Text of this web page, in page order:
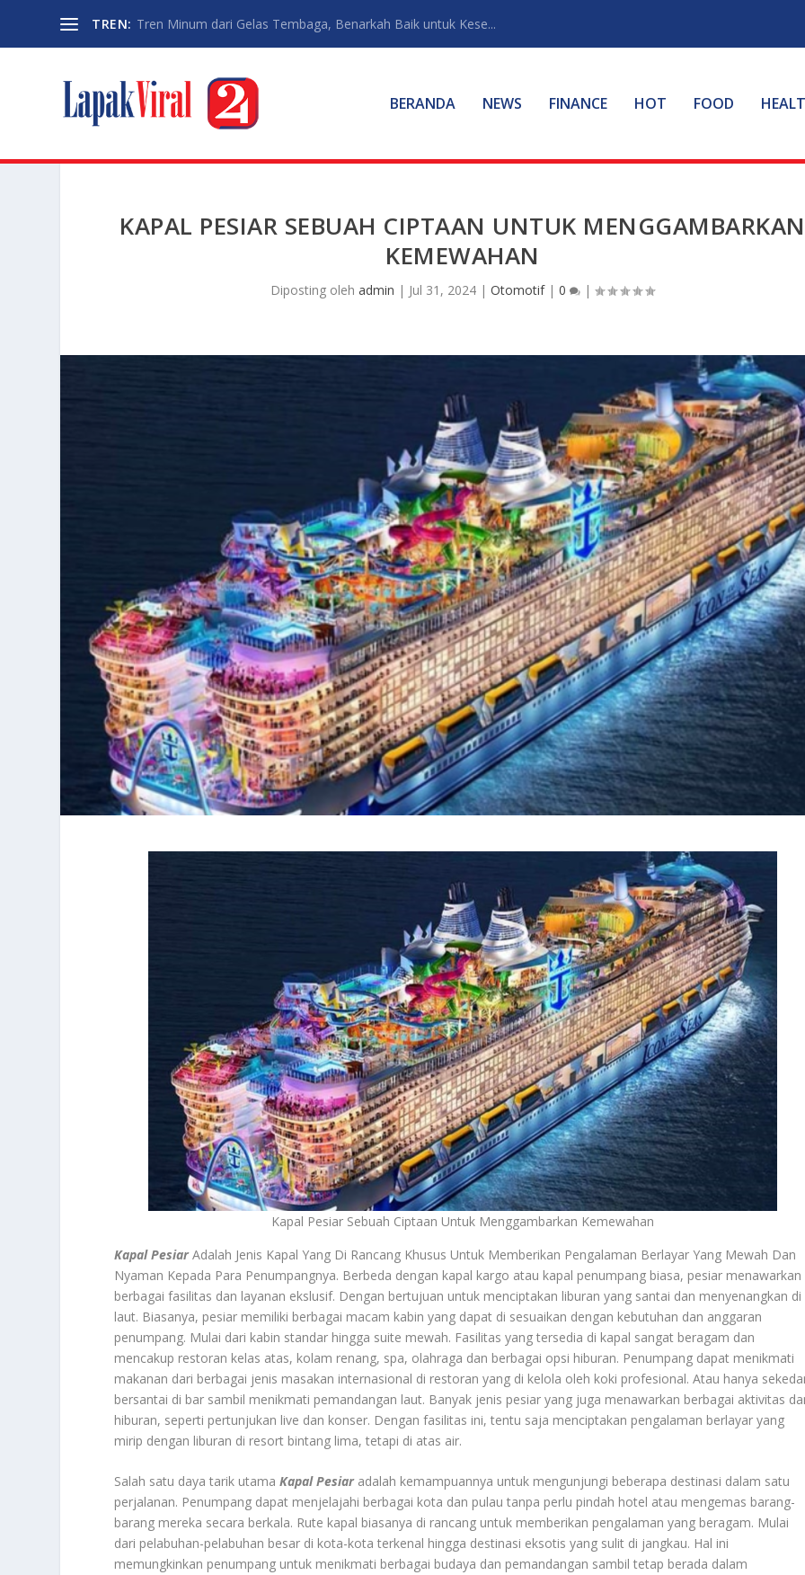
TREN: Tren Minum dari Gelas Tembaga, Benarkah Baik untuk Kese...
BERANDA NEWS FINANCE HOT FOOD
KAPAL PESIAR SEBUAH CIPTAAN UNTUK MENGGAMBARKAN
KEMEWAHAN
Diposting olehadmin | Jul 31, 2024 |Otomotif|0 |
Kapal Pesiar Sebuah Ciptaan Untuk Menggambarkan Kemewahan
Kapal PesiarAdalah Jenis Kapal Yang Di Rancang Khusus Untuk Memberikan Pengalaman Berlayar Yang Mewah Dan
Nyaman Kepada Para Penumpangnya. Berbeda dengan kapal kargo atau kapal penumpang biasa, pesiar menawarkan
berbagai fasilitas dan layanan ekslusif. Dengan bertujuan untuk menciptakan liburan yang santai dan menyenangkan di
laut. Biasanya, pesiar memiliki berbagai macam kabin yang dapat di sesuaikan dengan kebutuhan dan anggaran
penumpang. Mulai dari kabin standar hingga suite mewah. Fasilitas yang tersedia di kapal sangat beragam dan
mencakup restoran kelas atas, kolam renang, spa, olahraga dan berbagai opsi hiburan. Penumpang dapat menikmati
makanan dari berbagai jenis masakan internasional di restoran yang di kelola oleh koki profesional. Atau hanya
bersantai di bar sambil menikmati pemandangan laut. Banyak jenis pesiar yang juga menawarkan berbagai aktivitas
hiburan, seperti pertunjukan live dan konser. Dengan fasilitas ini, tentu saja menciptakan pengalaman berlayar yang
mirip dengan liburan di resort bintang lima, tetapi di atas air.
Salah satu daya tarik utamaKapal Pesiar adalah kemampuannya untuk mengunjungi beberapa destinasi dalam satu
perjalanan. Penumpang dapat menjelajahi berbagai kota dan pulau tanpa perlu pindah hotel atau mengemas barang-
barang mereka secara berkala. Rute kapal biasanya di rancang untuk memberikan pengalaman yang beragam. Mulai
dari pelabuhan-pelabuhan besar di kota-kota terkenal hingga destinasi eksotis yang sulit di jangkau. Hal ini
memungkinkan penumpang untuk menikmati berbagai budaya dan pemandangan sambil tetap berada dalam